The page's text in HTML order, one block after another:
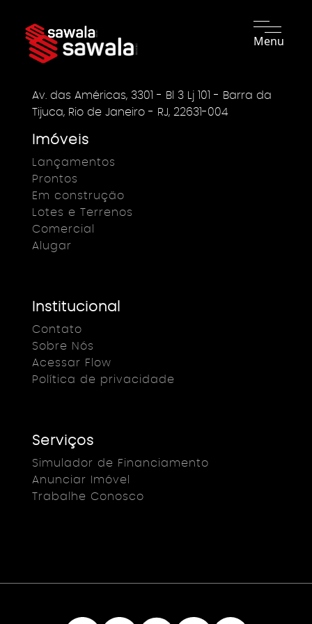
Menu
Av. das Américas, 3301 - Bl 3 Lj 101 - Barra da
Tijuca, Rio de Janeiro - RJ, 22631-004
Imóveis
Lançamentos
Prontos
Em construção
Lotes e Terrenos
Comercial
Alugar
Institucional
Contato
Sobre Nós
Acessar Flow
Política de privacidade
Serviços
Simulador de Financiamento
Anunciar Imóvel
Trabalhe Conosco